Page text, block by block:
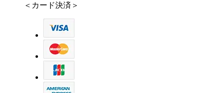
＜カード決済＞